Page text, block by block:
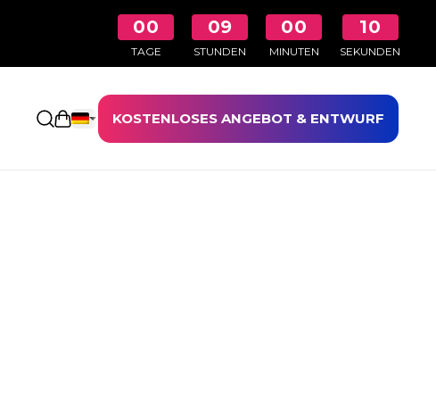
00
TAGE
09
STUNDEN
00
MINUTEN
10
SEKUNDEN
Einkaufswagen öffnen
KOSTENLOSES ANGEBOT & ENTWURF